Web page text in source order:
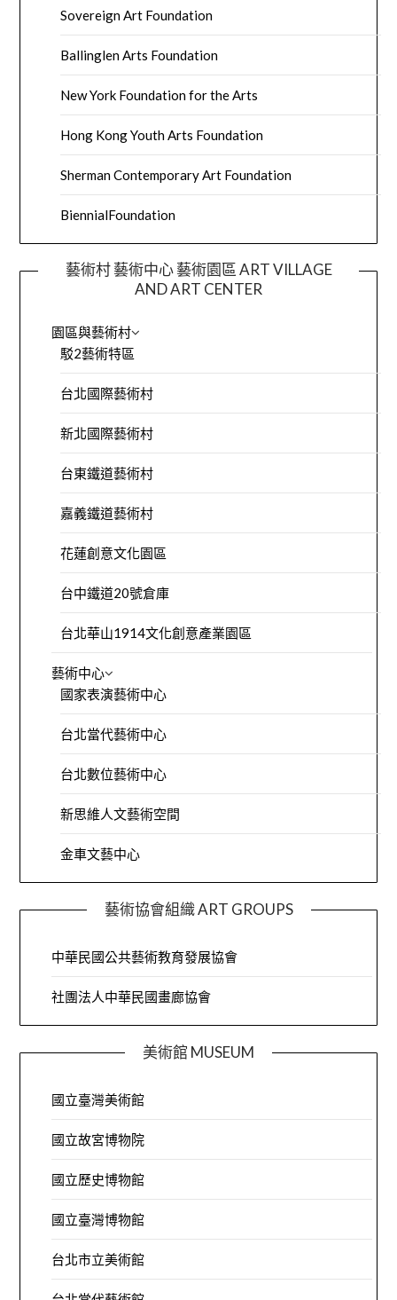
Sovereign Art Foundation
Ballinglen Arts Foundation
New York Foundation for the Arts
Hong Kong Youth Arts Foundation
Sherman Contemporary Art Foundation
BiennialFoundation
藝術村 藝術中心 藝術園區 ART VILLAGE
AND ART CENTER
園區與藝術村
駁2藝術特區
台北國際藝術村
新北國際藝術村
台東鐵道藝術村
嘉義鐵道藝術村
花蓮創意文化園區
台中鐵道20號倉庫
台北華山1914文化創意產業園區
藝術中心
國家表演藝術中心
台北當代藝術中心
台北數位藝術中心
新思維人文藝術空間
金車文藝中心
藝術協會組織 ART GROUPS
中華民國公共藝術教育發展協會
社團法人中華民國畫廊協會
美術館 MUSEUM
國立臺灣美術館
國立故宮博物院
國立歷史博物館
國立臺灣博物館
台北市立美術館